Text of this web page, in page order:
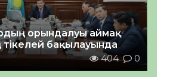
орындалуы аймақ
бақылауында
404 0